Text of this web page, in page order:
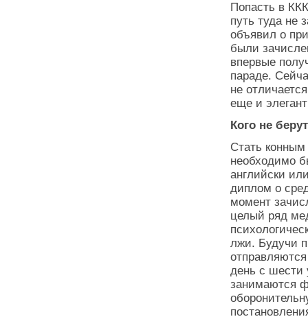
Попасть в
путь туда не
объявил о
были
впервые
параде.
не
еще и
Кого не
Стать
необходимо
английски
диплом о
момент
целый ряд
лжи. Будучи
день с шести
занимаются